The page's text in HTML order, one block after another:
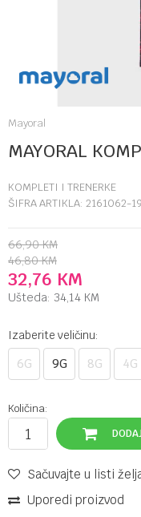
Mayoral
MAYORAL
KOMPLETI I TRENERKE
ŠIFRA ARTIKLA: 2161062-19
66,90 KM
46,80 KM
32,76 KM
Ušteda: 34,14 KM
Izaberite veličinu:
6G 9G 8G 4G
Količina:
Sačuvajte u listi
Uporedi proizvod